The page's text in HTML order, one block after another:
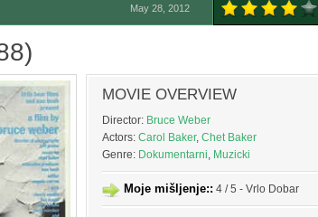
May 28, 2012
MOVIE OVERVIEW
Director: Bruce Weber
Actors: Carol Baker, Chet Baker
Genre: Dokumentarni Muzicki
Moje mišljenje:: 4 / 5 - Vrlo Dobar